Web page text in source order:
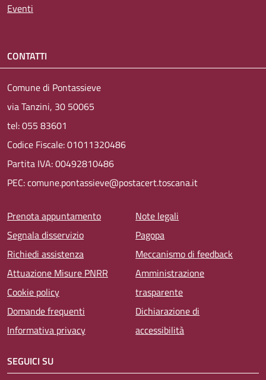
Eventi
CONTATTI
Comune di Pontassieve
via Tanzini, 30 50065
tel: 055 83601
Codice Fiscale: 01011320486
Partita IVA: 00492810486
PEC: comune.pontassieve@postacert.toscana.it
Menu piè di pagina
Prenota appuntamento
Segnala disservizio
Richiedi assistenza
Attuazione Misure PNRR
Cookie policy
Domande frequenti
Informativa privacy
Note legali
Pagopa
Meccanismo di feedback
Amministrazione
trasparente
Dichiarazione di
accessibilità
SEGUICI SU